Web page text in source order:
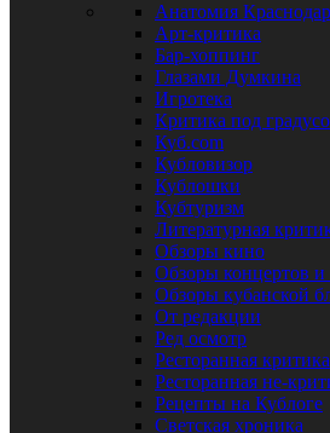
Анатомия
Арт-критика
Бар-хоппинг
Глазами Думкина
Игротека
Критика под
Куб.com
Кубловизор
Кублошки
Кубтуризм
Литературная
Обзоры кино
Обзоры концертов и
Обзоры кубанской
От редакции
Ред осмотр
Ресторанная критика
Ресторанная не-
Рецепты на Кублоге
Светская хроника